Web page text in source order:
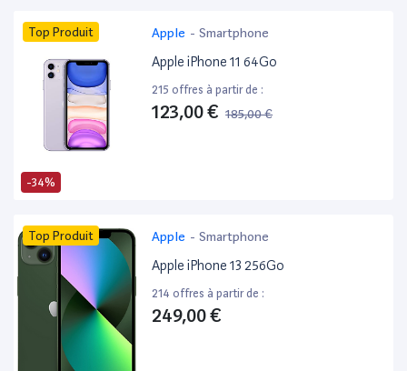
-34%
Top Produit Apple - Smartphone
Apple iPhone 11 64Go
215 offres à partir de :
123,00 € 185,00 €
Top Produit Apple - Smartphone
Apple iPhone 13 256Go
214 offres à partir de :
249,00 €